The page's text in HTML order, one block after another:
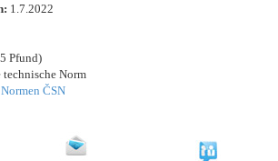
1.7.2022
Pfund)
technische Norm
ČSN